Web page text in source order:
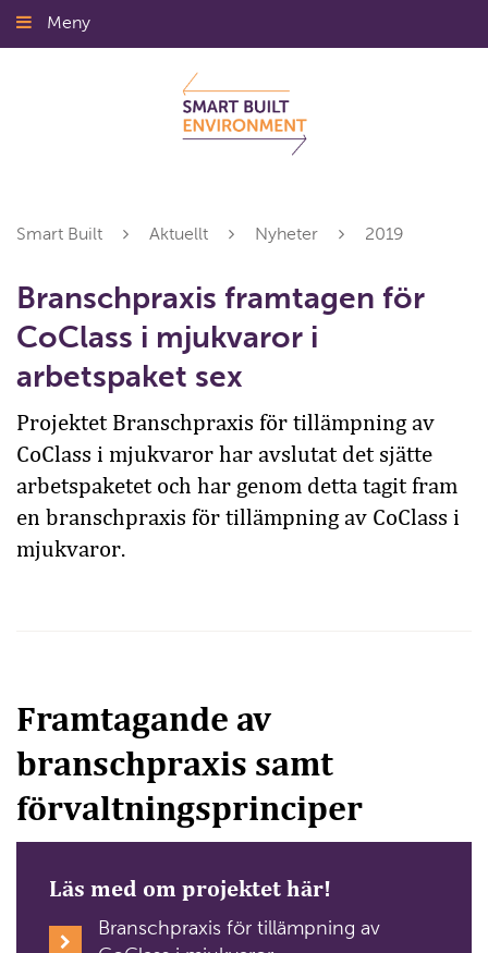
Gå
till
Meny
Smart Built Aktuellt Nyheter 2019
Branschpraxis framtagen för
CoClass i mjukvaror i
arbetspaket sex
Projektet Branschpraxis för tillämpning av
CoClass i mjukvaror har avslutat det sjätte
arbetspaketet och har genom detta tagit fram
en branschpraxis för tillämpning av CoClass i
mjukvaror.
Framtagande av
branschpraxis samt
förvaltningsprinciper
Läs med om projektet här!
Branschpraxis för tillämpning av